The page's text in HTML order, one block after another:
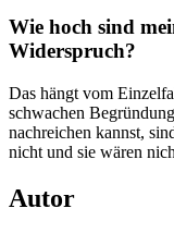
Wie hoch sind
Widerspruch?
Das hängt vom
schwachen
nachreichen kannst,
nicht und sie wären
Autor